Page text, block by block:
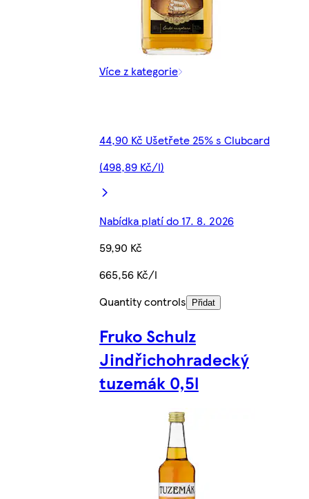
Více z kategorie
44,90 Kč Ušetřete 25% s Clubcard
(498,89 Kč/l)
Nabídka platí do 17. 8. 2026
59,90 Kč
665,56 Kč/l
Quantity controls
Přidat
Fruko Schulz
Jindřichohradecký
tuzemák 0,5l